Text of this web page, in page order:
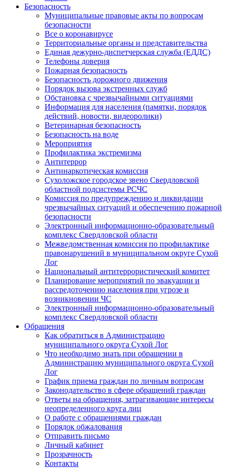
Безопасность
Муниципальные правовые акты по вопросам
безопасности
Все о коронавирусе
Территориальные органы и представительства
Единая дежурно-диспетчерская служба (ЕДДС)
Телефоны доверия
Пожарная безопасность
Безопасность дорожного движения
Порядок вызова экстренных служб
Обстановка с чрезвычайными ситуациями
Информация для населения (памятки, порядок
действий, новости, видеоролики)
Ветеринарная безопасность
Безопасность на воде
Мероприятия
Профилактика экстремизма
Антитеррор
Антинаркотическая комиссия
Сухоложское городское звено Свердловской
областной подсистемы РСЧС
Комиссия по предупреждению и ликвидации
чрезвычайных ситуаций и обеспечению пожарной
безопасности
Электронный информационно-образовательный
комплекс Cвердловской области
Межведомственная комиссия по профилактике
правонарушений в муниципальном округе Сухой
Лог
Национальный антитеррористический комитет
Планирование мероприятий по эвакуации и
рассредоточению населения при угрозе и
возникновении ЧС
Электронный информационно-образовательный
комплекс Свердловской области
Обращения
Как обратиться в Администрацию
муниципального округа Сухой Лог
Что необходимо знать при обращении в
Администрацию муниципального округа Сухой
Лог
График приема граждан по личным вопросам
Законодательство в сфере обращений граждан
Ответы на обращения, затрагивающие интересы
неопределенного круга лиц
О работе с обращениями граждан
Порядок обжалования
Отправить письмо
Личный кабинет
Прозрачность
Контакты